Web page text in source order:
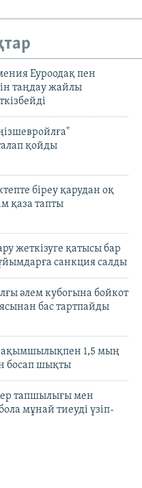
Еуроодақ пен
таңдау жайлы
қойды
біреу қарудан оқ
қаза тапты
жеткізуге қатысы бар
санкция салды
әлем кубогына бойкот
бас тартпайды
1,5 мың
босап шықты
тапшылығы мен
мұнай тиеуді үзіп-